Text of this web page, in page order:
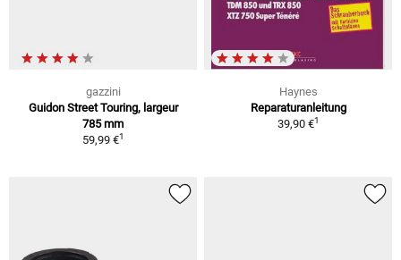
gazzini
Guidon Street Touring, largeur
785 mm
59,99 €1
Haynes
Reparaturanleitung
39,90 €1